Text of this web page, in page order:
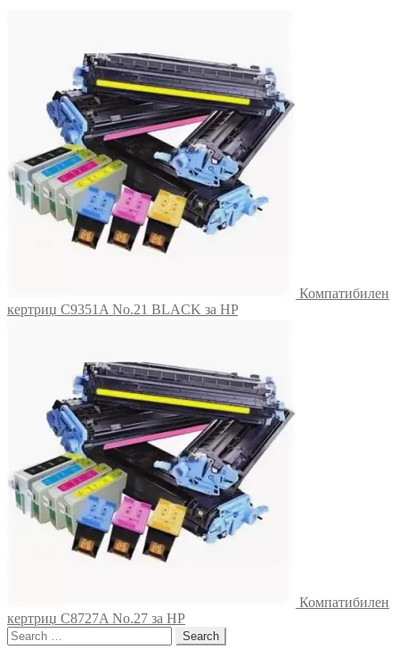
Компатибилен
кертриџ C9351A No.21 BLACK за HP
Компатибилен
кертриџ C8727A No.27 за HP
Search
for: